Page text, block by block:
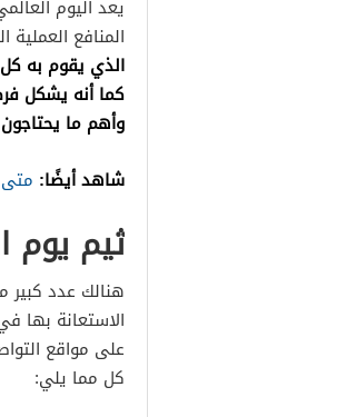
يعد اليوم
المنافع
الذي يقوم به
كما أنه يشكل
وأهم ما
شاهد أيضًا: متى
ثيم يوم
الاستعانة بها
على مواقع
كل مما يلي: